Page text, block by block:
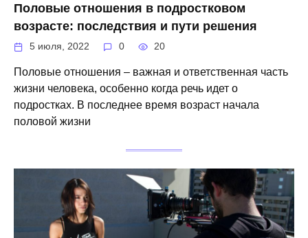
Половые отношения в подростковом
возрасте: последствия и пути решения
5 июля, 2022 0 20
Половые отношения – важная и ответственная часть
жизни человека, особенно когда речь идет о
подростках. В последнее время возраст начала
половой жизни